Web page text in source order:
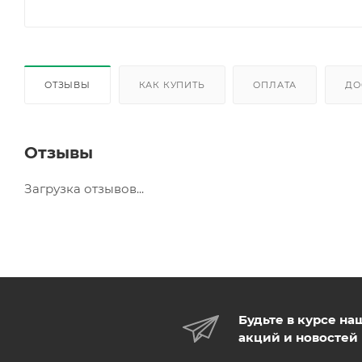
ОТЗЫВЫ КАК КУПИТЬ ОПЛАТА
Отзывы
Загрузка отзывов...
Будьте в курсе
акций и новостей